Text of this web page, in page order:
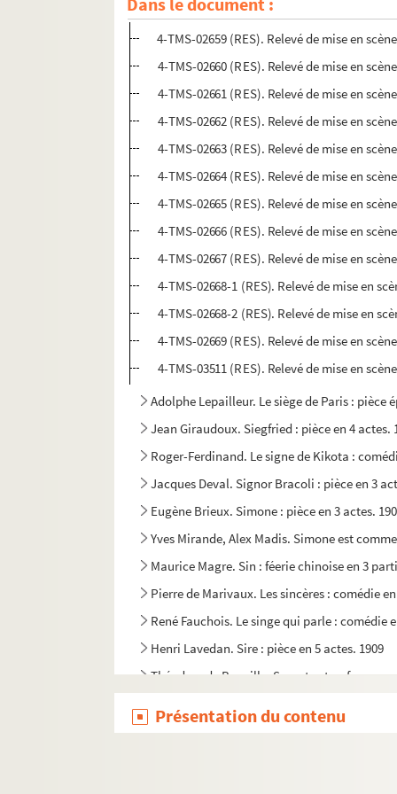
Paul Géraldy, Robert Spitzer. Si je voulais :
4-TMS-02659 (RES). Relevé de mise en
4-TMS-02660 (RES). Relevé de mise en
4-TMS-02661 (RES). Relevé de mise en
4-TMS-02662 (RES). Relevé de mise en
4-TMS-02663 (RES). Relevé de mise en
4-TMS-02664 (RES). Relevé de mise en
4-TMS-02665 (RES). Relevé de mise en
4-TMS-02666 (RES). Relevé de mise en
4-TMS-02667 (RES). Relevé de mise en
4-TMS-02668-1 (RES). Relevé de mise en
4-TMS-02668-2 (RES). Relevé de mise en
4-TMS-02669 (RES). Relevé de mise en
4-TMS-03511 (RES). Relevé de mise en
Adolphe Lepailleur. Le siège de Paris :
Jean Giraudoux. Siegfried : pièce en 4 actes.
Roger-Ferdinand. Le signe de Kikota :
Jacques Deval. Signor Bracoli : pièce en 3
Eugène Brieux. Simone : pièce en 3 actes.
Yves Mirande, Alex Madis. Simone est
Maurice Magre. Sin : féerie chinoise en 3
Pierre de Marivaux. Les sincères : comédie
René Fauchois. Le singe qui parle : comédie
Henri Lavedan. Sire : pièce en 5 actes. 1909
Théodore de Banville. Socrate et sa femme :
Henry Bataille. Les soeurs d'amour : pièce
Présentation du contenu